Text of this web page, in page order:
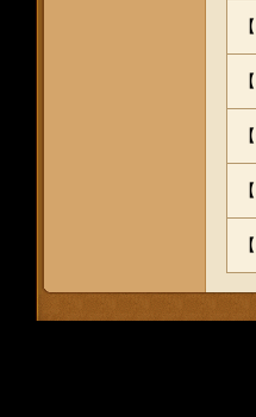
【
【
【
【
【